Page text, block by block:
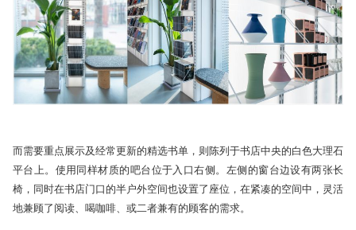
而需要重点展示及经常更新的精选书单，则陈列于书店中央的白色大理石
平台上。使用同样材质的吧台位于入口右侧。左侧的窗台边设有两张长
椅，同时在书店门口的半户外空间也设置了座位，在紧凑的空间中，灵活
地兼顾了阅读、喝咖啡、或二者兼有的顾客的需求。